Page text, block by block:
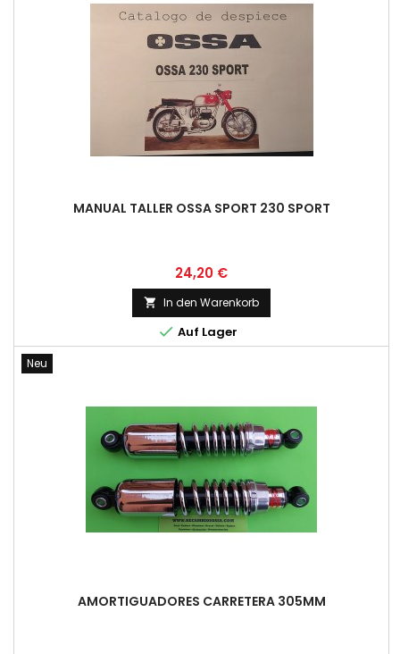
MANUAL TALLER OSSA SPORT 230 SPORT
Preis
24,20 €
 In den Warenkorb
 Auf Lager
Neu
AMORTIGUADORES CARRETERA 305MM